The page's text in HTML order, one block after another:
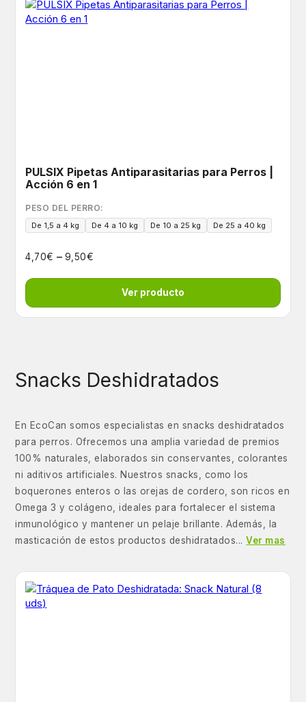
PULSIX Pipetas Antiparasitarias para Perros |
Acción 6 en 1
PESO DEL PERRO:
De 1,5 a 4 kg De 4 a 10 kg De 10 a 25 kg De 25 a 40 kg
4,70€ – 9,50€
Ver producto
Snacks Deshidratados
En EcoCan somos especialistas en snacks deshidratados
para perros. Ofrecemos una amplia variedad de premios
100% naturales, elaborados sin conservantes, colorantes
ni aditivos artificiales. Nuestros snacks, como los
boquerones enteros o las orejas de cordero, son ricos en
Omega 3 y colágeno, ideales para fortalecer el sistema
inmunológico y mantener un pelaje brillante. Además, la
masticación de estos productos deshidratados...Ver mas